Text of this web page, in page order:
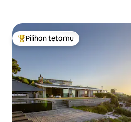
Pilihan utama tetamu
Pilihan tetamu